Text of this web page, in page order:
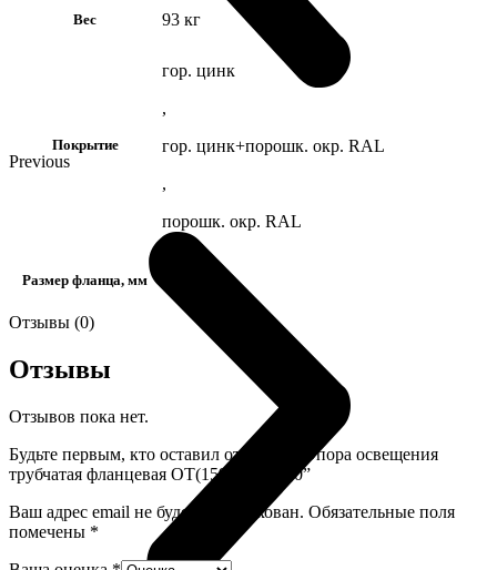
Previous
Вес 93 кг
Покрытие
гор. цинк
,
гор. цинк+порошк. окр. RAL
,
порошк. окр. RAL
Размер фланца, мм
Отзывы (0)
Отзывы
Отзывов пока нет.
Будьте первым, кто оставил отзыв на “Опора освещения
трубчатая фланцевая ОТ(159/108)ф-7,0”
Ваш адрес email не будет опубликован. Обязательные поля
помечены *